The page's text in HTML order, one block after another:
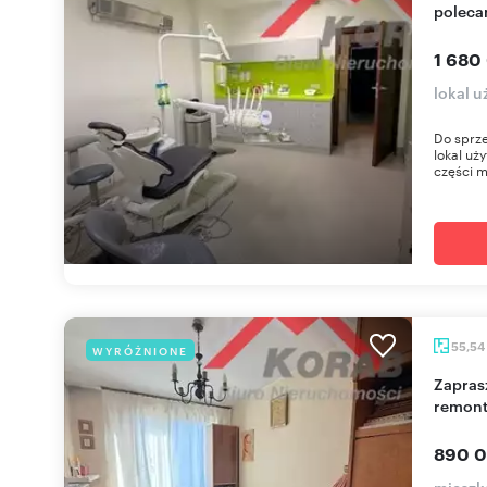
1 680
lokal
Do
lokal
części
WYRÓŻNIONE 55,54
Zapraszam do 4-pokojowego mieszkania do
890